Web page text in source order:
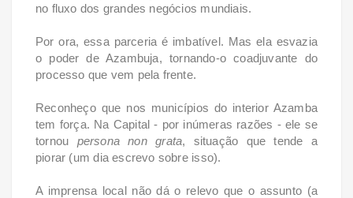
no fluxo dos grandes negócios mundiais.
Por ora, essa parceria é imbatível. Mas ela esvazia
o poder de Azambuja, tornando-o coadjuvante do
processo que vem pela frente.
Reconheço que nos municípios do interior Azamba
tem força. Na Capital - por inúmeras razões - ele se
tornou persona non grata, situação que tende a
piorar (um dia escrevo sobre isso).
A imprensa local não dá o relevo que o assunto (a